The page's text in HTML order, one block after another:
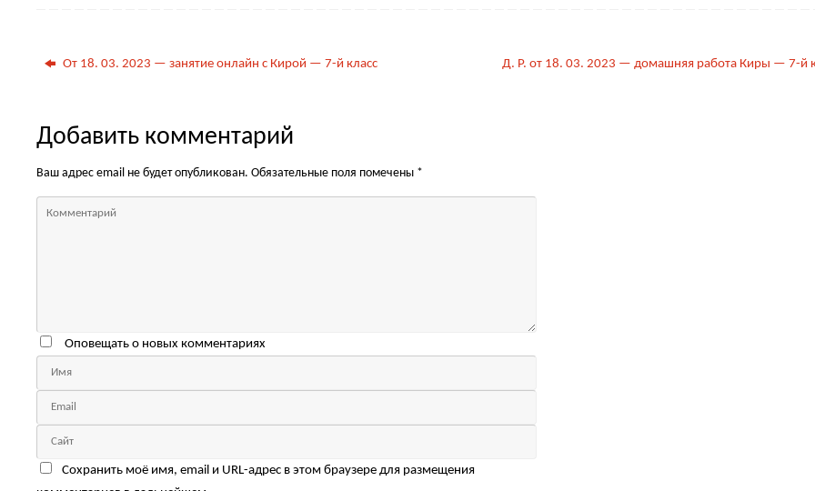
От 18. 03. 2023 — занятие онлайн с Кирой — 7-й класс Д. Р. от 18. 03. 2023 — домашняя работа Киры — 7-й
Добавить комментарий
Ваш адрес email не будет опубликован. Обязательные поля помечены *
Оповещать о новых комментариях
Сохранить моё имя, email и URL-адрес в этом браузере для размещения